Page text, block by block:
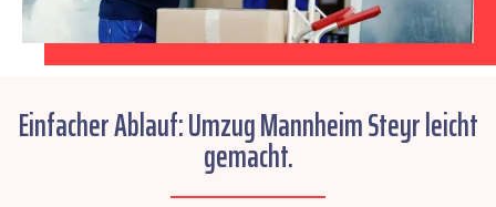
Einfacher Ablauf: Umzug Mannheim Steyr leicht
gemacht.